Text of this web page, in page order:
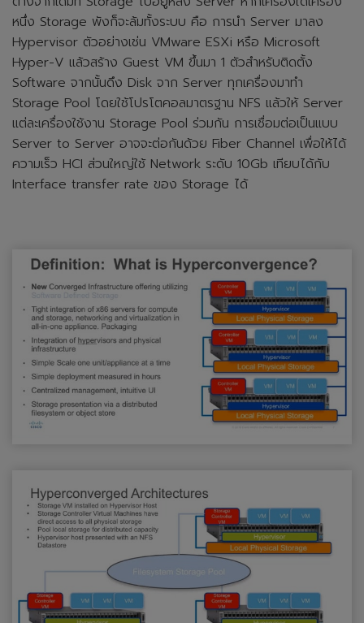
หนึ่ง Storage พังก็จะล้มทั้งระบบ คือ การนำ Server มาลง
Hypervisor ตัวอย่างเช่น VMware ESXi หรือ Microsoft
Hyper-V แล้วสร้าง Guest VM ขึ้นมา 1 ตัวสำหรับติดตั้ง
Software จากนั้นดึง Disk จาก Server ทุกเครื่องมาทำ
Storage Pool โดยใช้โปรโตคอลมาตรฐาน NFS แล้วให้ Server
แต่ละเครื่องใช้งาน Storage Pool ร่วมกัน การเชื่อมต่อเป็นแบบ
Server to Server อาจจะต่อกันด้วย Fiber Channel เพื่อให้ได้
ความเร็ว HCI ส่วนใหญ่ใช้ Network ระดับ 10Gb เทียบได้กับ
Interface transfer rate ของ Storage ได้